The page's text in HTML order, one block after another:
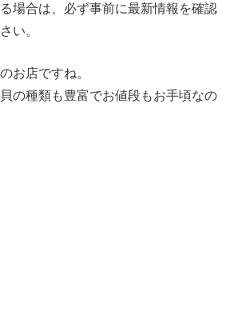
場合は、必ず事前に最新情報を確認
い。
お店ですね。
の種類も豊富でお値段もお手頃なの